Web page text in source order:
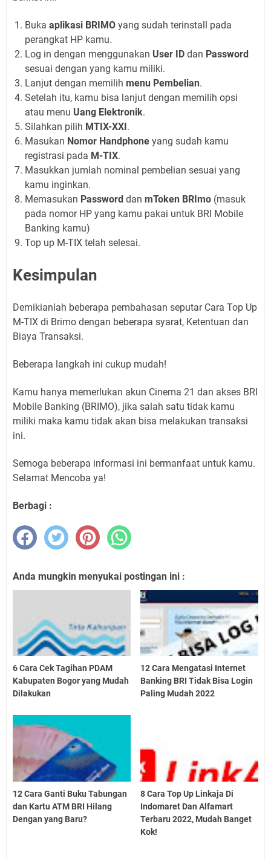
Buka aplikasi BRIMO yang sudah terinstall pada
perangkat HP kamu.
Log in dengan menggunakan User ID dan Password
sesuai dengan yang kamu miliki.
Lanjut dengan memilih menu Pembelian.
Setelah itu, kamu bisa lanjut dengan memilih opsi
atau menu Uang Elektronik.
Silahkan pilih MTIX-XXI.
Masukan Nomor Handphone yang sudah kamu
registrasi pada M-TIX.
Masukkan jumlah nominal pembelian sesuai yang
kamu inginkan.
Memasukan Password dan mToken BRImo (masuk
pada nomor HP yang kamu pakai untuk BRI Mobile
Banking kamu)
Top up M-TIX telah selesai.
Kesimpulan
Demikianlah beberapa pembahasan seputar Cara Top Up
M-TIX di Brimo dengan beberapa syarat, Ketentuan dan
Biaya Transaksi.
Beberapa langkah ini cukup mudah!
Kamu hanya memerlukan akun Cinema 21 dan akses BRI
Mobile Banking (BRIMO), jika salah satu tidak kamu
miliki maka kamu tidak akan bisa melakukan transaksi
ini.
Semoga beberapa informasi ini bermanfaat untuk kamu.
Selamat Mencoba ya!
Berbagi :
Anda mungkin menyukai postingan ini :
6 Cara Cek Tagihan PDAM
Kabupaten Bogor yang Mudah
Dilakukan
12 Cara Mengatasi Internet
Banking BRI Tidak Bisa Login
Paling Mudah 2022
12 Cara Ganti Buku Tabungan
dan Kartu ATM BRI Hilang
Dengan yang Baru?
8 Cara Top Up Linkaja Di
Indomaret Dan Alfamart
Terbaru 2022, Mudah Banget
Kok!